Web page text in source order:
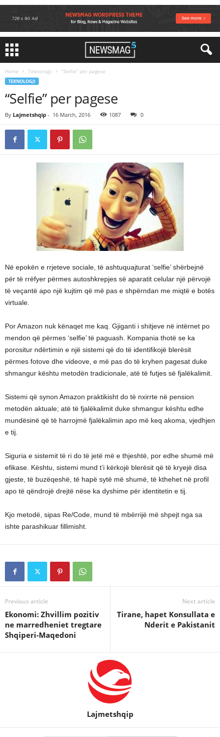
Home Teknologji “Selfie” per pagese
TEKNOLOGJI
“Selfie” per pagese
By Lajmetshqip - 16 March, 2016 1087 0
Në epokën e rrjeteve sociale, të ashtuquajturat ‘selfie’ shërbejnë
për të rrëfyer përmes autoshkrepjes së aparatit celular një përvojë
të veçantë apo një kujtim që më pas e shpërndan me miqtë e botës
virtuale.
Por Amazon nuk kënaqet me kaq. Gjiganti i shitjeve në intërnet po
mendon që përmes ‘selfie’ të paguash. Kompania thotë se ka
porositur ndërtimin e një sistemi që do të identifikojë blerësit
përmes fotove dhe videove, e më pas do të kryhen pagesat duke
shmangur kështu metodën tradicionale, atë të futjes së fjalëkalimit.
Sistemi që synon Amazon praktikisht do të nxirrte në pension
metodën aktuale; atë të fjalëkalimit duke shmangur kështu edhe
mundësinë që të harrojmë fjalëkalimin apo më keq akoma, vjedhjen
e tij.
Siguria e sistemit të ri do të jetë më e thjeshtë, por edhe shumë më
efikase. Kështu, sistemi mund t’i kërkojë blerësit që të kryejë disa
gjeste, të buzëqeshë, të hapë sytë më shumë, të kthehet në profil
apo të qëndrojë drejtë nëse ka dyshime për identitetin e tij.
Kjo metodë, sipas Re/Code, mund të mbërrijë më shpejt nga sa
ishte parashikuar fillimisht.
Previous article
Ekonomi: Zhvillim pozitiv
ne marredheniet tregtare
Shqiperi-Maqedoni
Next article
Tirane, hapet Konsullata e
Nderit e Pakistanit
Lajmetshqip